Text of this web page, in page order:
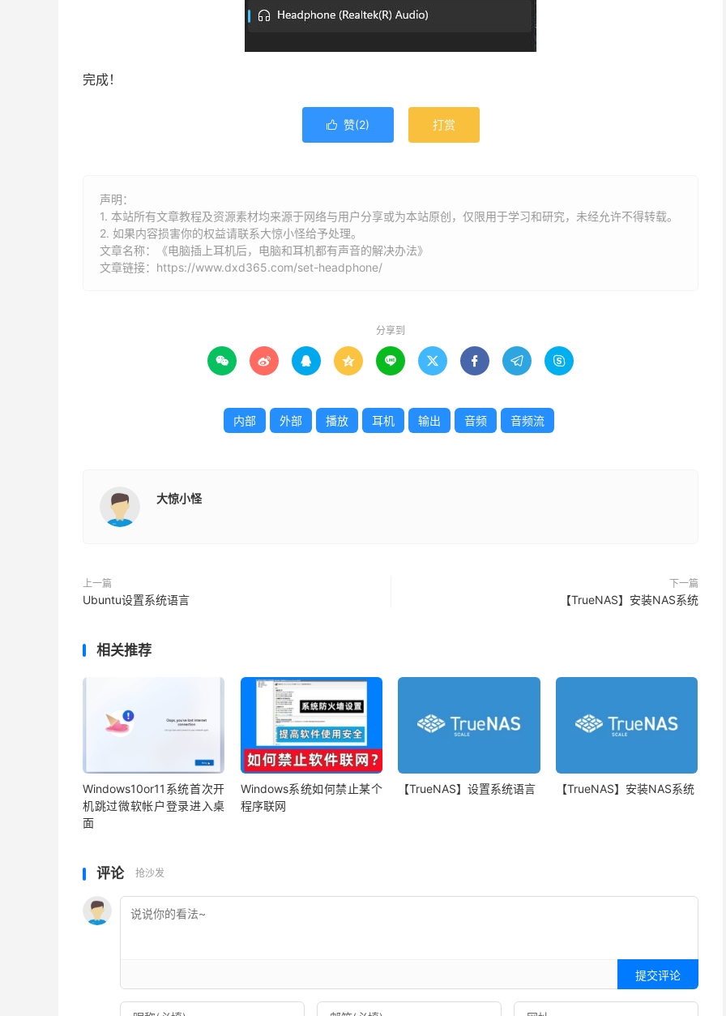
完成！
 赞(2) 打赏
声明：
1. 本站所有文章教程及资源素材均来源于网络与用户分享或为本站原创，仅限用于学习和研究，未经允许不得转载。
2. 如果内容损害你的权益请联系大惊小怪给予处理。
文章名称：《电脑插上耳机后，电脑和耳机都有声音的解决办法》
文章链接： https://www.dxd365.com/set-headphone/
分享到
        
内部 外部 播放 耳机 输出 音频 音频流
大惊小怪
上一篇
Ubuntu设置系统语言
下一篇
【TrueNAS】安装NAS系统
相关推荐
Windows10or11系统首次开
机跳过微软帐户登录进入桌
面
Windows系统如何禁止某个
程序联网
【TrueNAS】设置系统语言 【TrueNAS】安装NAS系统
评论 抢沙发
提交评论